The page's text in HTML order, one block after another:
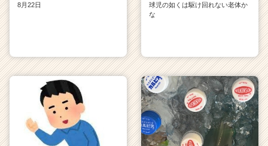
8月22日
球児の如くは駆け回れない老体か
な